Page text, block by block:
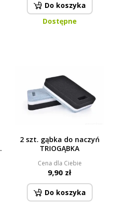
Do koszyka
Dostępne
2 szt. gąbka do naczyń
TRIOGĄBKA
Cena dla Ciebie
9,90 zł
Do koszyka